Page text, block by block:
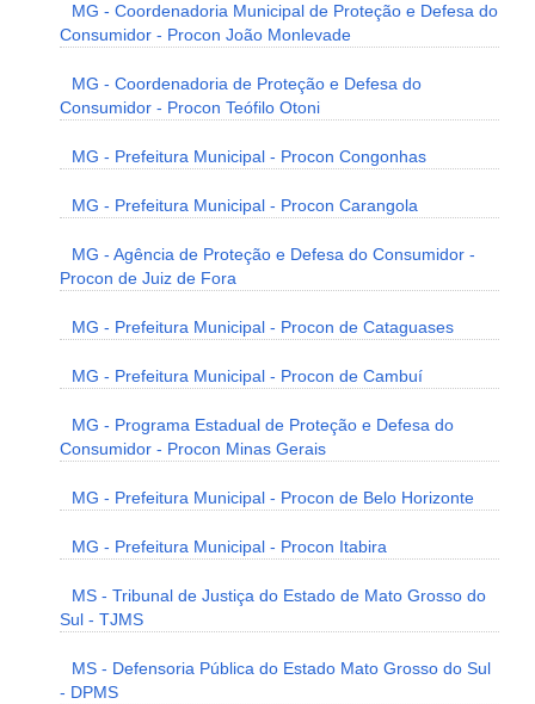
MG - Coordenadoria Municipal de Proteção e Defesa do
Consumidor - Procon João Monlevade
MG - Coordenadoria de Proteção e Defesa do
Consumidor - Procon Teófilo Otoni
MG - Prefeitura Municipal - Procon Congonhas
MG - Prefeitura Municipal - Procon Carangola
MG - Agência de Proteção e Defesa do Consumidor -
Procon de Juiz de Fora
MG - Prefeitura Municipal - Procon de Cataguases
MG - Prefeitura Municipal - Procon de Cambuí
MG - Programa Estadual de Proteção e Defesa do
Consumidor - Procon Minas Gerais
MG - Prefeitura Municipal - Procon de Belo Horizonte
MG - Prefeitura Municipal - Procon Itabira
MS - Tribunal de Justiça do Estado de Mato Grosso do
Sul - TJMS
MS - Defensoria Pública do Estado Mato Grosso do Sul
- DPMS